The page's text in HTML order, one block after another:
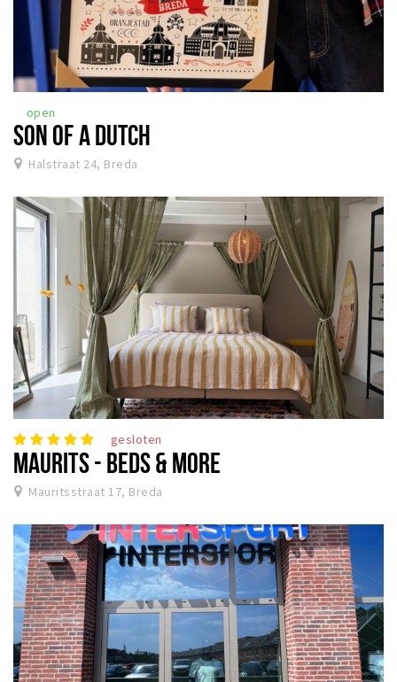
open
SON OF A DUTCH
Halstraat 24, Breda
gesloten
MAURITS - BEDS & MORE
Mauritsstraat 17, Breda